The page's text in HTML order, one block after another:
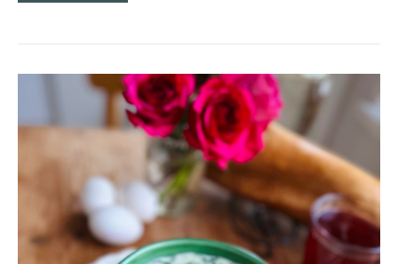
SPENATSOPPA
ÄGGHALVOR